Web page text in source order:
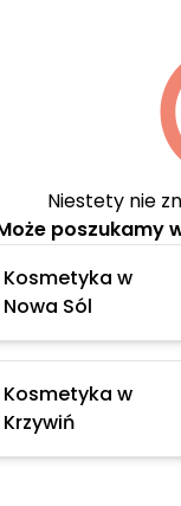
Niestety nie
poszukamy
Kosmetyka w
Nowa Sól
Kosmetyka w
Krzywiń